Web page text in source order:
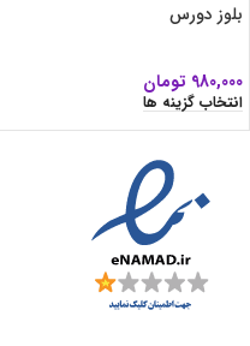
بلوز دورس
980,000 تومان
انتخاب گزینه ها